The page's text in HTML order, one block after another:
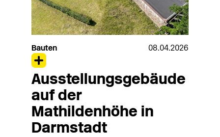
Bauten 08.04.2026
Ausstellungsgebäude
auf der
Mathildenhöhe in
Darmstadt